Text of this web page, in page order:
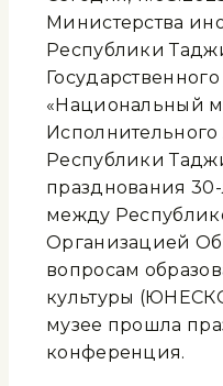
Министерства
Республики
«Национальный
Республики
празднования
между
Организацией
вопросам
культуры
музее прошла
конференция.